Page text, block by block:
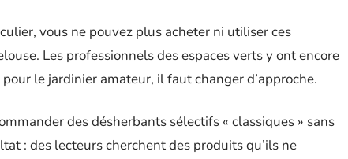
vous ne pouvez plus acheter ni utiliser ces
Les professionnels des espaces verts y ont encore
le jardinier amateur, il faut changer d’approche.
des désherbants sélectifs « classiques » sans
: des lecteurs cherchent des produits qu’ils ne